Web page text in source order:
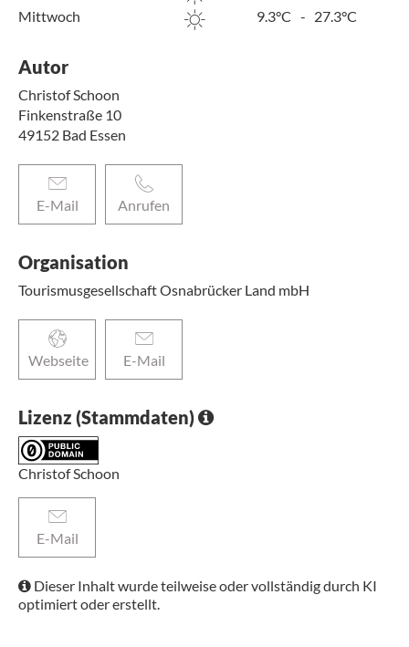
Mittwoch
9.3°C - 27.3°C
Autor
Christof Schoon
Finkenstraße 10
49152 Bad Essen
E-Mail Anrufen
Organisation
Tourismusgesellschaft Osnabrücker Land mbH
Webseite E-Mail
Lizenz (Stammdaten)
Christof Schoon
E-Mail
Dieser Inhalt wurde teilweise oder vollständig durch KI
optimiert oder erstellt.